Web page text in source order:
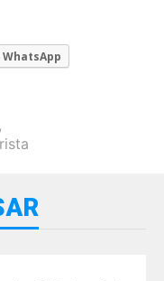
WhatsApp
,